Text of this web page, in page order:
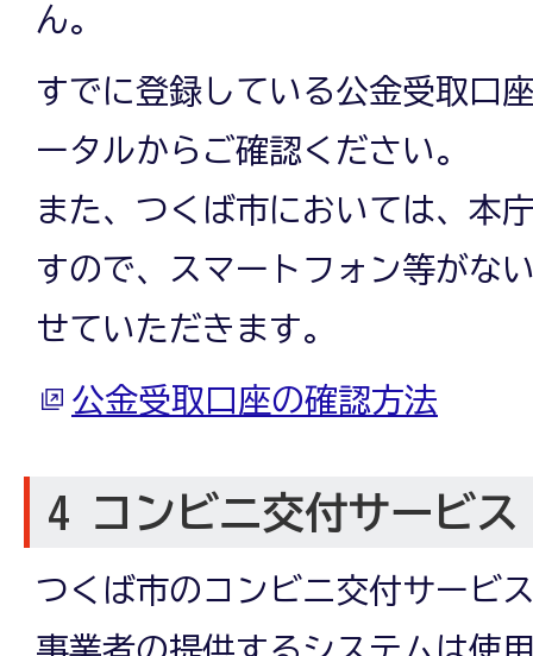
ん。
すでに登録している公金受取口
ータルからご確認ください。
また、つくば市においては、本
すので、スマートフォン等がな
せていただきます。
公金受取口座の確認方法
4 コンビニ交付サービス
つくば市のコンビニ交付サービ
事業者の提供するシステムは使